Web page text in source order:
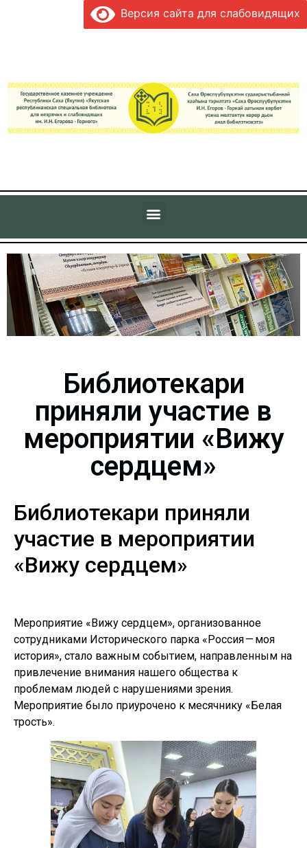
Версия сайта для слабовидящих
Библиотекари
приняли участие в
мероприятии «Вижу
сердцем»
Библиотекари приняли
участие в мероприятии
«Вижу сердцем»
Мероприятие «Вижу сердцем», организованное
сотрудниками Исторического парка «Россия — моя
история», стало важным событием, направленным на
привлечение внимания нашего общества к
проблемам людей с нарушениями зрения.
Мероприятие было приурочено к месячнику «Белая
трость».